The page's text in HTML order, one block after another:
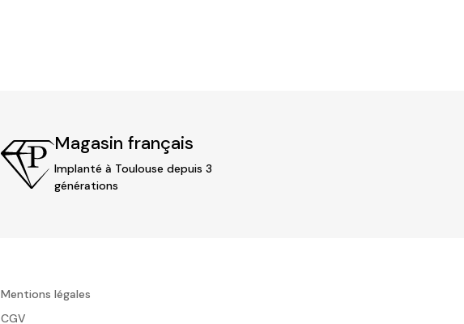
Magasin français
Implanté à Toulouse depuis 3
générations
Mentions légales
CGV